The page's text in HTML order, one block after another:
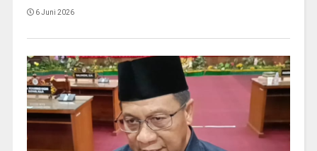
6 Juni 2026